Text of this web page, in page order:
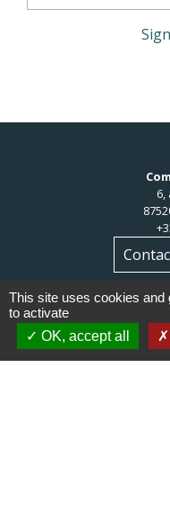
6,
This site uses cookies
to activate
OK, accept all